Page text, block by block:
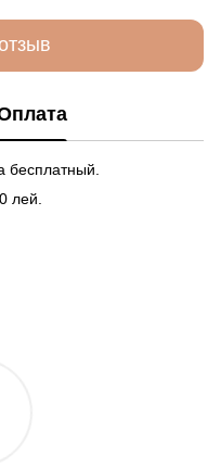
бесплатный.
лей.